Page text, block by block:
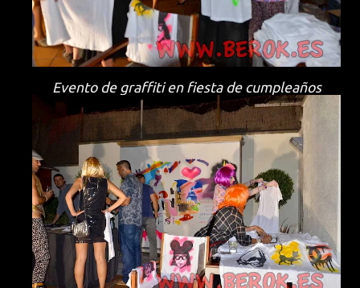
Evento de graffiti en fiesta de cumpleaños